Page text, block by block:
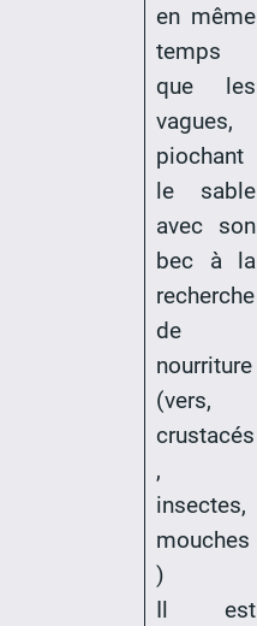
en même
temps
que les
vagues,
piochant
le sable
avec son
bec à la
recherche
de
nourriture
(vers,
crustacés
,
insectes,
mouches
)
Il est